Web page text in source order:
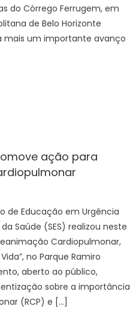
do Córrego Ferrugem, em
de Belo Horizonte
mais um importante avanço
ação para
de Educação em Urgência
Saúde (SES) realizou neste
Cardiopulmonar,
no Parque Ramiro
aberto ao público,
sobre a importância
(RCP) e […]